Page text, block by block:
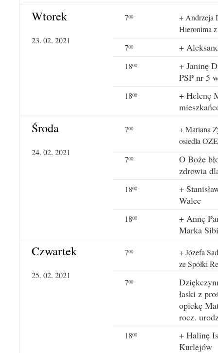
Wtorek
23. 02. 2021
700
+ Andrzeja
Hieronima
700 +
1800
+ Janinę
PSP nr 5
1800
+ Helenę
Środa
24. 02. 2021
700
+ Mariana
osiedla
700
O Boże
zdrowia
1800
+
Walec
1800
+ Annę
Marka
Czwartek
25. 02. 2021
700
+ Józefa
ze Spółki
700
łaski z
opiekę
rocz.
1800
+ Halinę
Kurlejów